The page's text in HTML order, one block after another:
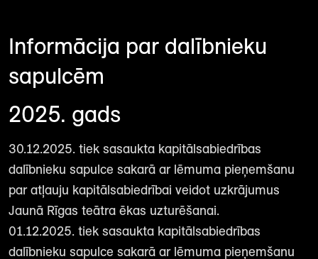
Informācija par dalībnieku
sapulcēm
2025. gads
30.12.2025. tiek sasaukta kapitālsabiedrības
dalībnieku sapulce sakarā ar lēmuma pieņemšanu
par atļauju kapitālsabiedrībai veidot uzkrājumus
Jaunā Rīgas teātra ēkas uzturēšanai.
01.12.2025. tiek sasaukta kapitālsabiedrības
dalībnieku sapulce sakarā ar lēmuma pieņemšanu